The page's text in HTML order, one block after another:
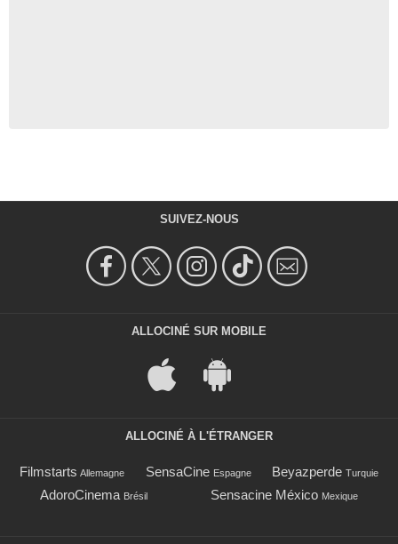
SUIVEZ-NOUS
ALLOCINÉ SUR MOBILE
ALLOCINÉ À L'ÉTRANGER
Filmstarts Allemagne SensaCine Espagne Beyazperde Turquie
AdoroCinema Brésil Sensacine México Mexique